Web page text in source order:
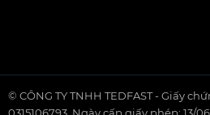
© CÔNG TY TNHH TEDFAST - Giấy